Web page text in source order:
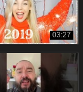
03:27